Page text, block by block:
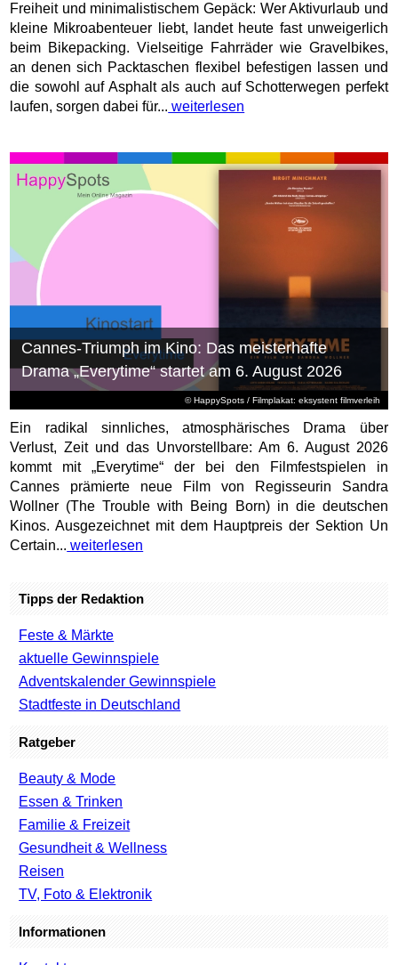
Freiheit und minimalistischem Gepäck: Wer Aktivurlaub und
kleine Mikroabenteuer liebt, landet heute fast unweigerlich
beim Bikepacking. Vielseitige Fahrräder wie Gravelbikes,
an denen sich Packtaschen flexibel befestigen lassen und
die sowohl auf Asphalt als auch auf Schotterwegen perfekt
laufen, sorgen dabei für... weiterlesen
© HappySpots / Filmplakat: eksystent filmverleih
Cannes-Triumph im Kino: Das meisterhafte
Drama „Everytime“ startet am 6. August 2026
Ein radikal sinnliches, atmosphärisches Drama über
Verlust, Zeit und das Unvorstellbare: Am 6. August 2026
kommt mit „Everytime“ der bei den Filmfestspielen in
Cannes prämierte neue Film von Regisseurin Sandra
Wollner (The Trouble with Being Born) in die deutschen
Kinos. Ausgezeichnet mit dem Hauptpreis der Sektion Un
Certain... weiterlesen
Tipps der Redaktion
Feste & Märkte
aktuelle Gewinnspiele
Adventskalender Gewinnspiele
Stadtfeste in Deutschland
Ratgeber
Beauty & Mode
Essen & Trinken
Familie & Freizeit
Gesundheit & Wellness
Reisen
TV, Foto & Elektronik
Informationen